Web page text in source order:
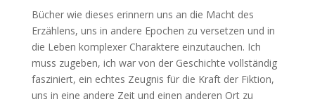
Bücher wie dieses erinnern uns an die Macht des
Erzählens, uns in andere Epochen zu versetzen und in
die Leben komplexer Charaktere einzutauchen. Ich
muss zugeben, ich war von der Geschichte vollständig
fasziniert, ein echtes Zeugnis für die Kraft der Fiktion,
uns in eine andere Zeit und einen anderen Ort zu